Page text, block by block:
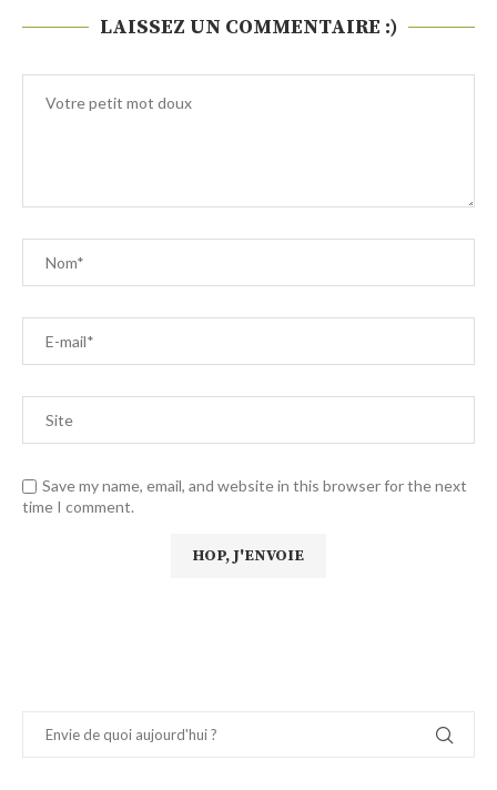
LAISSEZ UN COMMENTAIRE :)
Save my name, email, and website in this browser for the next
time I comment.